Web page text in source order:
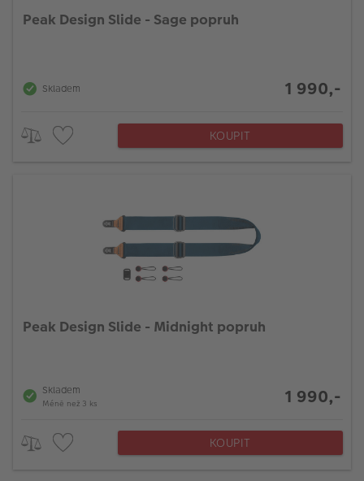
Peak Design Slide - Sage popruh
Skladem 1 990,-
KOUPIT
Peak Design Slide - Midnight popruh
Skladem
Méně než 3 ks 1 990,-
KOUPIT